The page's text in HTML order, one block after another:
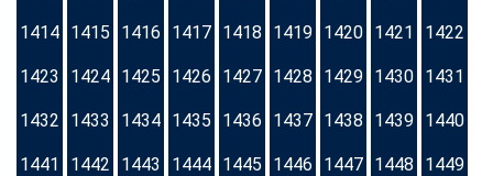
1414 1415 1416 1417 1418 1419 1420 1421 1422
1423 1424 1425 1426 1427 1428 1429 1430 1431
1432 1433 1434 1435 1436 1437 1438 1439 1440
1441 1442 1443 1444 1445 1446 1447 1448 1449